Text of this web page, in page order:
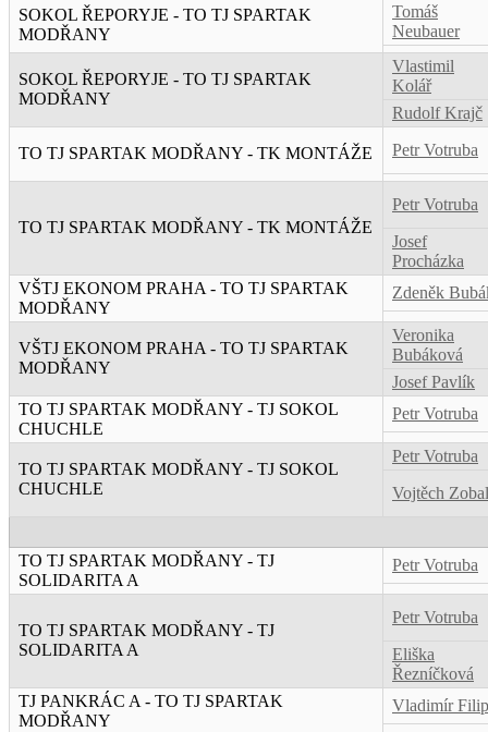
SOKOL ŘEPORYJE - TO TJ SPARTAK
MODŘANY
Tomáš
Neubauer
SOKOL ŘEPORYJE - TO TJ SPARTAK
MODŘANY
Vlastimil
Kolář
Rudolf Krajč
TO TJ SPARTAK MODŘANY - TK MONTÁŽE Petr Votruba
TO TJ SPARTAK MODŘANY - TK MONTÁŽE
Petr Votruba
Josef
Procházka
VŠTJ EKONOM PRAHA - TO TJ SPARTAK
MODŘANY
Zdeněk
VŠTJ EKONOM PRAHA - TO TJ SPARTAK
MODŘANY
Veronika
Bubáková
Josef Pavlík
TO TJ SPARTAK MODŘANY - TJ SOKOL
CHUCHLE
Petr Votruba
TO TJ SPARTAK MODŘANY - TJ SOKOL
CHUCHLE
Petr Votruba
Vojtěch Zobal
TO TJ SPARTAK MODŘANY - TJ
SOLIDARITA A
Petr Votruba
TO TJ SPARTAK MODŘANY - TJ
SOLIDARITA A
Petr Votruba
Eliška
Řezníčková
TJ PANKRÁC A - TO TJ SPARTAK
MODŘANY
Vladimír Filip